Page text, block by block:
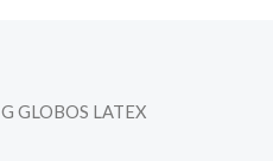
GLOBOS LATEX